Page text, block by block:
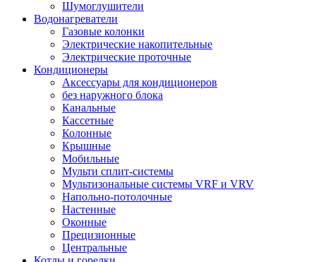
Шумоглушители
Водонагреватели
Газовые колонки
Электрические накопительные
Электрические проточные
Кондиционеры
Аксессуары для кондиционеров
без наружного блока
Канальные
Кассетные
Колонные
Крышные
Мобильные
Мульти сплит-системы
Мультизональные системы VRF и VRV
Напольно-потолочные
Настенные
Оконные
Прецизионные
Центральные